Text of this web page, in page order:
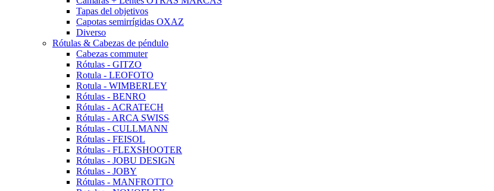
Tapas del objetivos
Capotas semirrígidas OXAZ
Diverso
Rótulas & Cabezas de péndulo
Cabezas commuter
Rótulas - GITZO
Rotula - LEOFOTO
Rotula - WIMBERLEY
Rótulas - BENRO
Rótulas - ACRATECH
Rótulas - ARCA SWISS
Rótulas - CULLMANN
Rótulas - FEISOL
Rótulas - FLEXSHOOTER
Rótulas - JOBU DESIGN
Rótulas - JOBY
Rótulas - MANFROTTO